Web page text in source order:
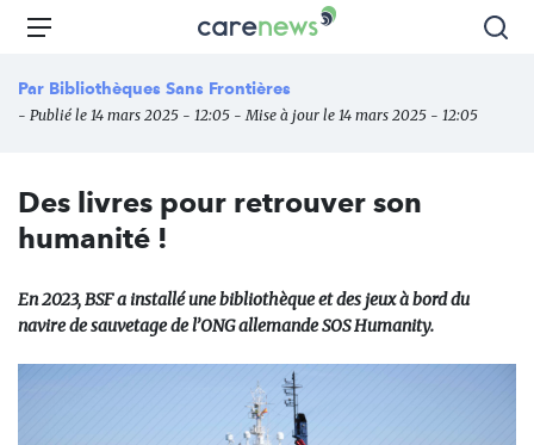
Aller
principal
Carenews,
média
des
l'engagement
Menu
Par Bibliothèques Sans Frontières
- Publié le 14 mars 2025 - 12:05 - Mise à jour le 14 mars 2025 - 12:05
Des livres pour retrouver son
humanité !
En 2023, BSF a installé une bibliothèque et des jeux à bord du
navire de sauvetage de l’ONG allemande SOS Humanity.